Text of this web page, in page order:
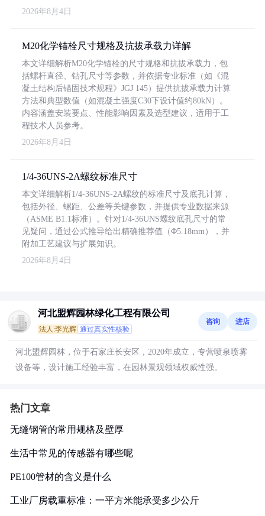
2026年8月4日
M20化学锚栓尺寸规格及抗拔承载力详解
本文详细解析M20化学锚栓的尺寸规格和抗拔承载力，包
括螺杆直径、钻孔尺寸等参数，并依据专业标准（如《混
凝土结构后锚固技术规程》JGJ 145）提供抗拔承载力计算
方法和典型数值（如混凝土强度C30下设计值约80kN）。
内容涵盖安装要点、性能影响因素及选型建议，适用于工
程技术人员参考。
2026年8月4日
1/4-36UNS-2A螺纹标准尺寸
本文详细解析1/4-36UNS-2A螺纹的标准尺寸及底孔计算，
包括外径、螺距、公差等关键参数，并提供专业数据来源
（ASME B1.1标准）。针对1/4-36UNS螺纹底孔尺寸的常
见疑问，通过公式推导给出精确推荐值（Φ5.18mm），并
附加工艺建议与扩展知识。
2026年8月4日
河北盟辉园林绿化工程有限公司
法人:李光辉 通过真实性核验
咨询 进店
河北盟辉园林，位于石家庄长安区，2020年成立，专营喷泉喷雾
设备等，设计施工经验丰富，在园林景观领域权威性强。
热门文章
无缝钢管的常用规格及壁厚
生活中常见的传感器有哪些呢
PE100管材的含义是什么
工业厂房载重标准：一平方米能承受多少公斤